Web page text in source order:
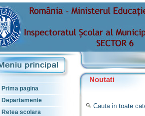
Prima pagina
Departamente
Retea scolara
Noutati
Cauta in toate